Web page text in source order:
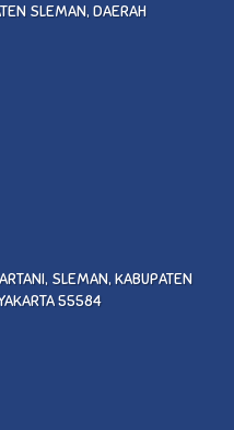
SLEMAN, DAERAH
SLEMAN, KABUPATEN
55584